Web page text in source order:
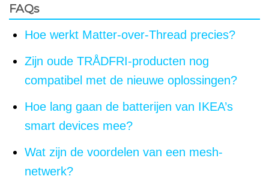
FAQs
Hoe werkt Matter-over-Thread precies?
Zijn oude TRÅDFRI-producten nog
compatibel met de nieuwe oplossingen?
Hoe lang gaan de batterijen van IKEA’s
smart devices mee?
Wat zijn de voordelen van een mesh-
netwerk?